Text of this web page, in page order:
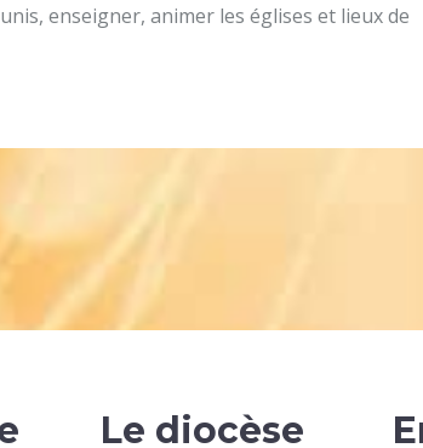
enseigner, animer les églises et lieux de
Le diocèse